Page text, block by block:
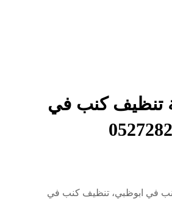
تنظيف كنب في
في ابوظبي، تنظيف كنب في